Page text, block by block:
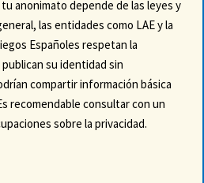
anonimato depende de las leyes y
las entidades como LAE y la
Españoles respetan la
su identidad sin
compartir información básica
recomendable consultar con un
sobre la privacidad.